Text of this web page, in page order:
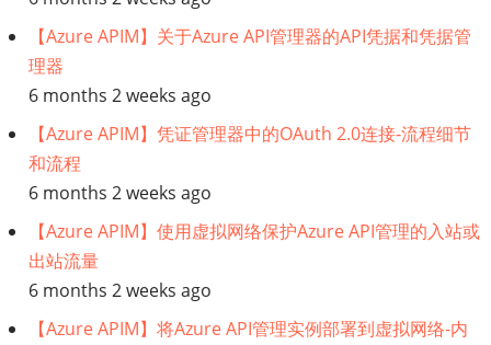
【Azure APIM】关于Azure API管理器的API凭据和凭据管
理器
6 months 2 weeks ago
【Azure APIM】凭证管理器中的OAuth 2.0连接-流程细节
和流程
6 months 2 weeks ago
【Azure APIM】使用虚拟网络保护Azure API管理的入站或
出站流量
6 months 2 weeks ago
【Azure APIM】将Azure API管理实例部署到虚拟网络-内